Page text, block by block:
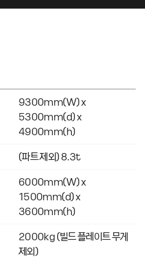
9300mm(W) x
5300mm(d) x
4900mm(h)
(파트 제외) 8.3t
6000mm(W) x
1500mm(d) x
3600mm(h)
2000kg (빌드 플레이트 무게
제외)